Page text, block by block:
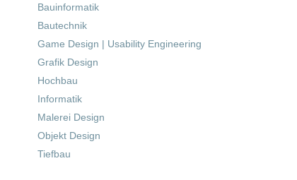
Bauinformatik
Bautechnik
Game Design | Usability Engineering
Grafik Design
Hochbau
Informatik
Malerei Design
Objekt Design
Tiefbau